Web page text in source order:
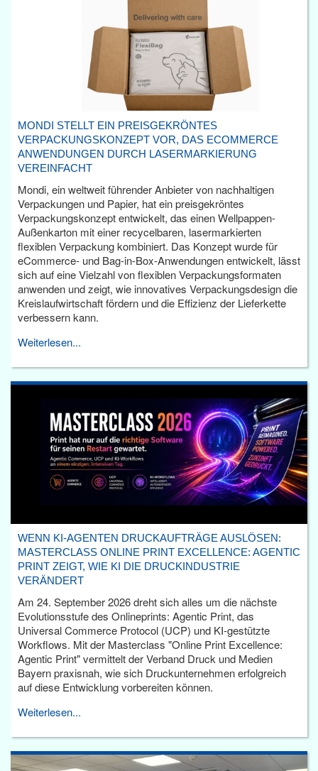
MONDI STELLT EIN PREISGEKRÖNTES
VERPACKUNGSKONZEPT VOR, DAS ECOMMERCE
ANWENDUNGEN DURCH LASERMARKIERUNG
VEREINFACHT
Mondi, ein weltweit führender Anbieter von nachhaltigen
Verpackungen und Papier, hat ein preisgekröntes
Verpackungskonzept entwickelt, das einen Wellpappen-
Außenkarton mit einer recycelbaren, lasermarkierten
flexiblen Verpackung kombiniert. Das Konzept wurde für
eCommerce- und Bag-in-Box-Anwendungen entwickelt, lässt
sich auf eine Vielzahl von flexiblen Verpackungsformaten
anwenden und zeigt, wie innovatives Verpackungsdesign die
Kreislaufwirtschaft fördern und die Effizienz der Lieferkette
verbessern kann.
Weiterlesen...
WENN KI-AGENTEN DRUCKAUFTRÄGE AUSLÖSEN:
MASTERCLASS ONLINE PRINT EXCELLENCE: AGENTIC
PRINT ZEIGT, WIE KI DIE DRUCKINDUSTRIE
VERÄNDERT
Am 24. September 2026 dreht sich alles um die nächste
Evolutionsstufe des Onlineprints: Agentic Print, das
Universal Commerce Protocol (UCP) und KI-gestützte
Workflows. Mit der Masterclass "Online Print Excellence:
Agentic Print" vermittelt der Verband Druck und Medien
Bayern praxisnah, wie sich Druckunternehmen erfolgreich
auf diese Entwicklung vorbereiten können.
Weiterlesen...